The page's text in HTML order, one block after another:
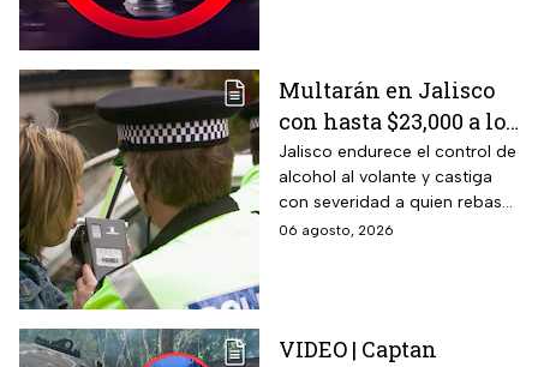
Multarán en Jalisco
con hasta $23,000 a los
conductores que
superen este límite en
la prueba de
alcoholemia
Jalisco endurece el control de
alcohol al volante y castiga
con severidad a quien rebase
el nuevo límite de sangre o
06 agosto, 2026
VIDEO | Captan